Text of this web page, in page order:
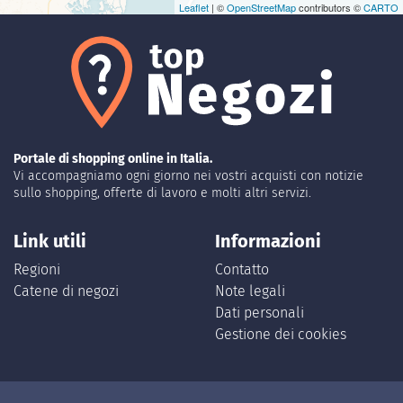
Leaflet | ©OpenStreetMapcontributors ©CARTO
Portale di shopping online in Italia.
Vi accompagniamo ogni giorno nei vostri acquisti con notizie
sullo shopping, offerte di lavoro e molti altri servizi.
Link utili
Regioni
Catene di negozi
Informazioni
Contatto
Note legali
Dati personali
Gestione dei cookies